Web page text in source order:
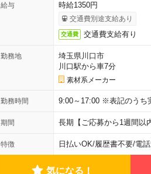
給与 時給1350円
交通費別途支給あり
交通費 交通費支給有り
勤務地
埼玉県川口市
川口駅から車7分
素材系メーカー
勤務時間 9:00～17:00 ※表記のうち
期間 長期【ご応募から1週間以
特徴 日払いOK/履歴書不要/電
気になる！